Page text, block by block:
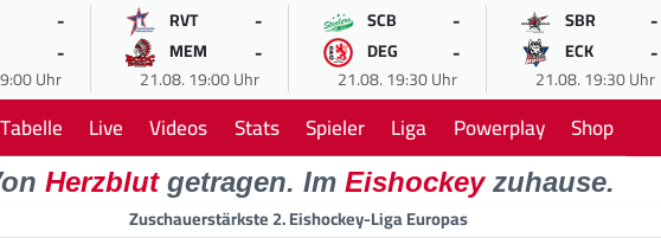
-
-
Uhr
RVT -
MEM -
21.08. 19:00 Uhr
SCB -
DEG -
21.08. 19:30 Uhr
SBR -
ECK -
21.08. 19:30 Uhr
Tabelle Live Videos Stats Spieler Liga Powerplay Shop
Herzblutgetragen. Im Eishockeyzuhause.
Zuschauerstärkste 2. Eishockey-Liga Europas